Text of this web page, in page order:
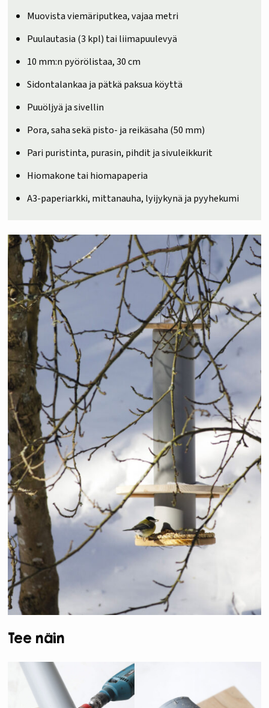
Muovista viemäriputkea, vajaa metri
Puulautasia (3 kpl) tai liimapuulevyä
10 mm:n pyörölistaa, 30 cm
Sidontalankaa ja pätkä paksua köyttä
Puuöljyä ja sivellin
Pora, saha sekä pisto- ja reikäsaha (50 mm)
Pari puristinta, purasin, pihdit ja sivuleikkurit
Hiomakone tai hiomapaperia
A3-paperiarkki, mittanauha, lyijykynä ja pyyhekumi
Tee näin